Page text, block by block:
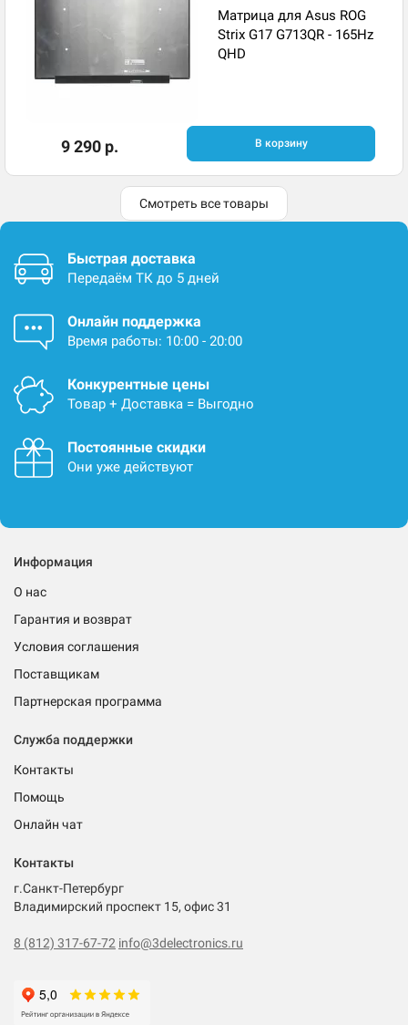
Матрица для Asus ROG
Strix G17 G713QR - 165Hz
QHD
9 290 р. В корзину
Смотреть все товары
Быстрая доставка
Передаём ТК до 5 дней
Онлайн поддержка
Время работы: 10:00 - 20:00
Конкурентные цены
Товар + Доставка = Выгодно
Постоянные скидки
Они уже действуют
Информация
О нас
Гарантия и возврат
Условия соглашения
Поставщикам
Партнерская программа
Служба поддержки
Контакты
Помощь
Онлайн чат
Контакты
г.Санкт-Петербург
Владимирский проспект 15, офис 31
8 (812) 317-67-72 info@3delectronics.ru